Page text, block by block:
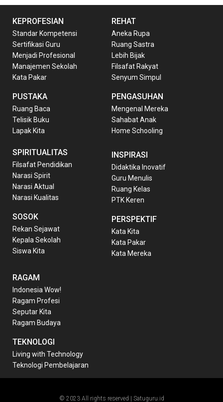
KEPROFESIAN
Standar Kompetensi
Sertifikasi Guru
Menjadi Profesional
Manajemen Sekolah
Kata Pakar
PUSTAKA
Ruang Baca
Telisik Buku
Lapak Kita
REHAT
Aneka Rupa
Ruang Sastra
Lebih Bijak
Filsafat Rakyat
Senyum Simpul
PENGASUHAN
Mengenal Mereka
Sahabat Anak
Home Schooling
SPIRITUALITAS
Filsafat Pendidikan
Narasi Spirit
Narasi Aktual
Narasi Kualitas
SOSOK
Rekan Sejawat
Kepala Sekolah
Siswa Kita
INSPIRASI
Didaktika Inovatif
Guru Menulis
Ruang Kelas
PTK Keren
PERSPEKTIF
Kata Kita
Kata Pakar
Kata Mereka
RAGAM
Indonesia Wow!
Ragam Profesi
Seputar Kita
Ragam Budaya
TEKNOLOGI
Living with Technology
Teknologi Pembelajaran
© 2023 All rights reserved | Satuguru.id